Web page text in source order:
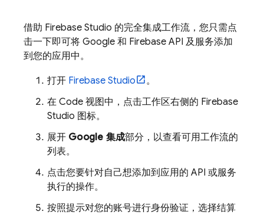
借助 Firebase Studio 的完全集成工作流，您只需点
击一下即可将 Google 和 Firebase API 及服务添加
到您的应用中。
打开 Firebase Studio
。
在 Code 视图中，点击工作区右侧的 Firebase
Studio 图标。
展开 Google 集成部分，以查看可用工作流的
列表。
点击您要针对自己想添加到应用的 API 或服务
执行的操作。
按照提示对您的账号进行身份验证，选择结算